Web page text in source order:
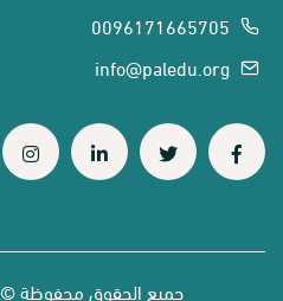
0096171665705
info@paledu.org
جميع الحقوق محفوظة © 2026 أكاديمية دراسات اللاجئين